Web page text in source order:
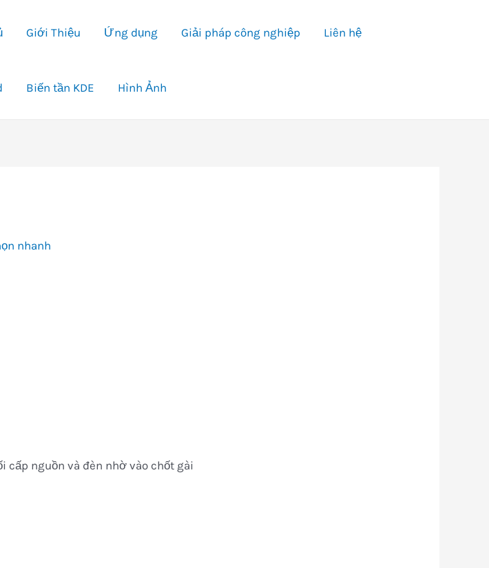
Giới Thiệu Ứng dụng Giải pháp công nghiệp Liên hệ
Biến tần KDE Hình Ảnh
nhanh
cấp nguồn và đèn nhờ vào chốt gài